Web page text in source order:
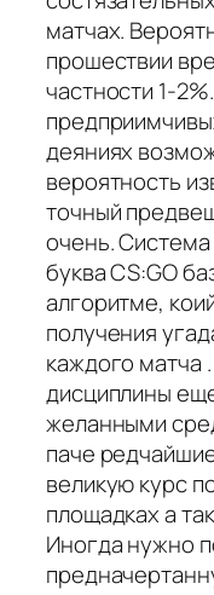
матчах.
прошествии
частности 1-
деяниях
вероятность
точный
очень.
буква CS:GO
алгоритме,
получения
каждого матча
дисциплины
желанными
паче
великую курс
площадках а
Иногда нужно